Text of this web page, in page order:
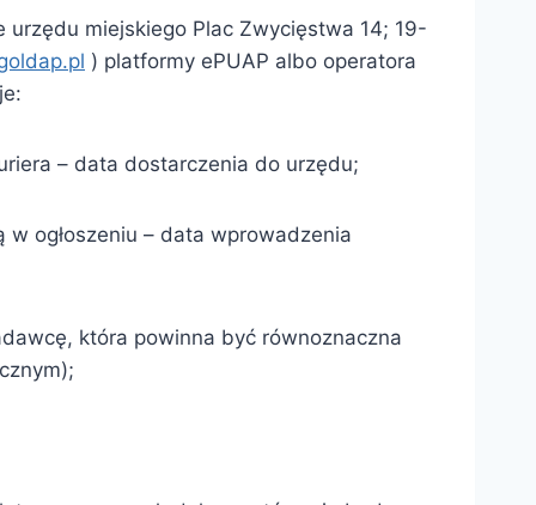
miejskiego Plac Zwycięstwa 14; 19-
) platformy ePUAP albo operatora
– data dostarczenia do urzędu;
ogłoszeniu – data wprowadzenia
która powinna być równoznaczna